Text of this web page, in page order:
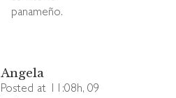
panameño.
Angela
Posted at 11:08h, 09